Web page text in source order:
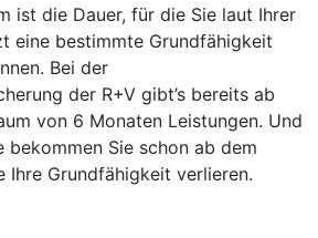
ist die Dauer, für die Sie laut Ihrer
eine bestimmte Grundfähigkeit
Bei der
der R+V gibt’s bereits ab
von 6 Monaten Leistungen. Und
bekommen Sie schon ab dem
Ihre Grundfähigkeit verlieren.